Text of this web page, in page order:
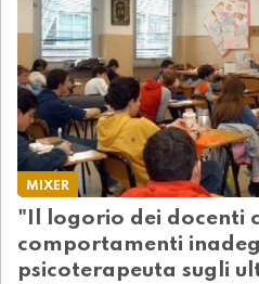
MIXER
"Il logorio dei docenti
comportamenti
psicoterapeuta sugli